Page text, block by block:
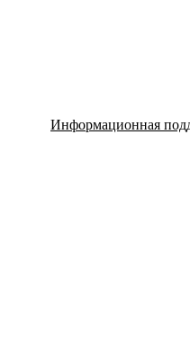
Информационная